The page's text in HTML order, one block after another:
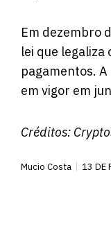
Em dezembro
lei que legaliza
pagamentos.
em vigor em
Créditos:
Mucio Costa 13 DE